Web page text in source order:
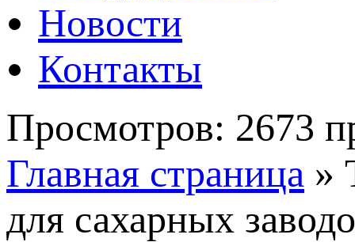
Новости
Контакты
Просмотров: 2673
Главная страница »
для сахарных